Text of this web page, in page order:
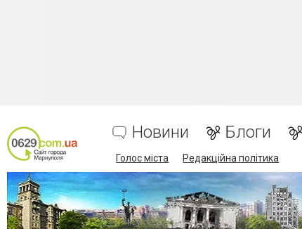
Новини Блоги
Голос міста Редакційна політика